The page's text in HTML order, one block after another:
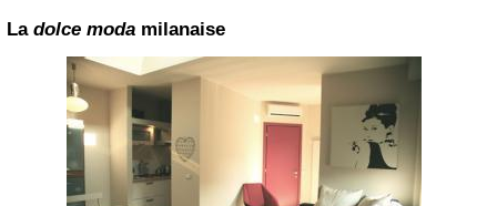
La dolce moda milanaise